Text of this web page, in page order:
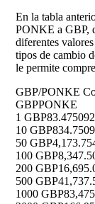
En la tabla
PONKE a GBP,
diferentes
tipos de cambio
le permite
GBP/PONKE
GBPPONKE
1 GBP
10 GBP
50 GBP
100 GBP
200 GBP
500 GBP
1000 GBP